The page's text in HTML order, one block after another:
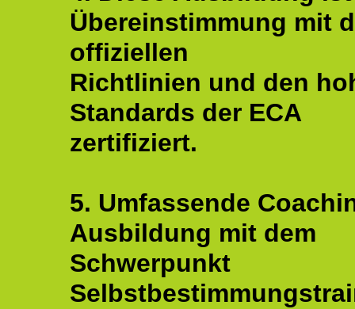
Übereinstimmung mit
offiziellen
Richtlinien und den
Standards der ECA
zertifiziert.
5. Umfassende
Ausbildung mit dem
Schwerpunkt